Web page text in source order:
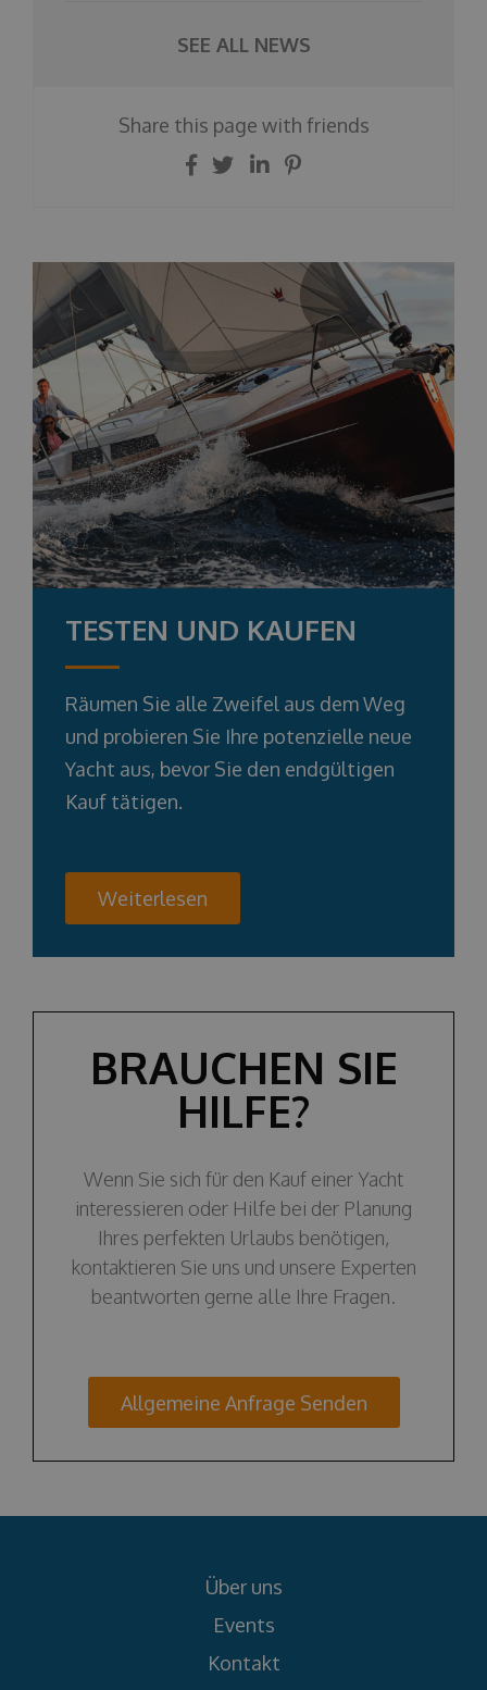
SEE ALL NEWS
Share this page with friends
TESTEN UND KAUFEN
Räumen Sie alle Zweifel aus dem Weg
und probieren Sie Ihre potenzielle neue
Yacht aus, bevor Sie den endgültigen
Kauf tätigen.
Weiterlesen
BRAUCHEN SIE
HILFE?
Wenn Sie sich für den Kauf einer Yacht
interessieren oder Hilfe bei der Planung
Ihres perfekten Urlaubs benötigen,
kontaktieren Sie uns und unsere Experten
beantworten gerne alle Ihre Fragen.
Allgemeine Anfrage Senden
Über uns
Events
Kontakt